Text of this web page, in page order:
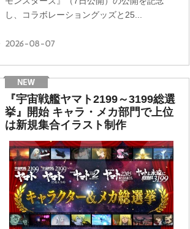
し、コラボレーショングッズと25...
2026-08-07
『宇宙戦艦ヤマト2199～3199総選
挙』開始 キャラ・メカ部門で上位
は新規集合イラスト制作